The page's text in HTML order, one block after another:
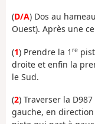
(D/A) Dos au
Ouest). Après une
(1) Prendre la 1 re
droite et enfin la
le Sud.
(2) Traverser la
gauche, en